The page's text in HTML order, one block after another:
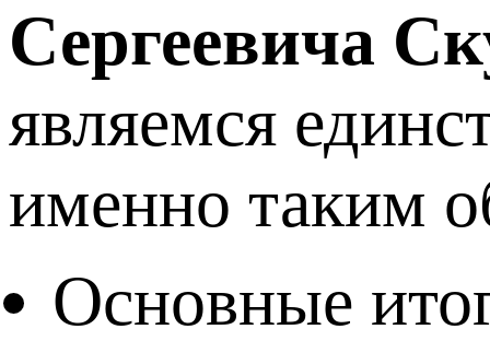
Сергеевича
являемся
именно таким
Основные